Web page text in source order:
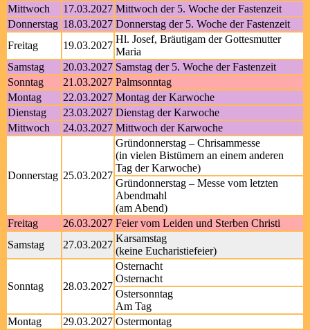
Mittwoch
17.03.2027 Mittwoch der 5. Woche der Fastenzeit
Donnerstag 18.03.2027 Donnerstag der 5. Woche der Fastenzeit
Freitag
19.03.2027
Hl. Josef, Bräutigam der Gottesmutter
Maria
Samstag
20.03.2027 Samstag der 5. Woche der Fastenzeit
Sonntag
21.03.2027 Palmsonntag
Montag
22.03.2027 Montag der Karwoche
Dienstag
23.03.2027 Dienstag der Karwoche
Mittwoch
24.03.2027 Mittwoch der Karwoche
Donnerstag 25.03.2027
Gründonnerstag – Chrisammesse
(in vielen Bistümern an einem anderen
Tag der Karwoche)
Gründonnerstag – Messe vom letzten
Abendmahl
(am Abend)
Freitag
26.03.2027 Feier vom Leiden und Sterben Christi
Samstag
27.03.2027
Karsamstag
(keine Eucharistiefeier)
Sonntag 28.03.2027
Osternacht
Osternacht
Ostersonntag
Am Tag
Montag
29.03.2027 Ostermontag